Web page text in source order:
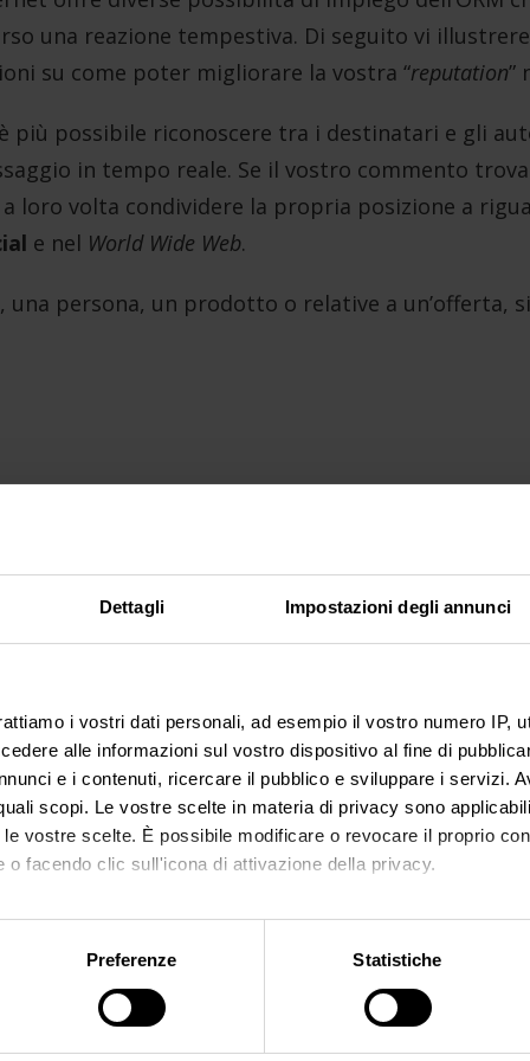
Dettagli Impostazioni degli annunci
i vostri dati personali, ad esempio il vostro numero IP,
alle informazioni sul vostro dispositivo al fine di
e i contenuti, ricercare il pubblico e sviluppare i servizi.
scopi. Le vostre scelte in materia di privacy sono
vostre scelte. È possibile modificare o revocare il proprio
o facendo clic sull'icona di attivazione della privacy.
anche:
sulla tua posizione geografica, con un'approssimazione di
Preferenze Statistiche
una reazione tempestiva. Di seguito vi
su come poter migliorare la vostra “reputation”
più possibile riconoscere tra i destinatari e gli
in tempo reale. Se il vostro commento
loro volta condividere la propria posizione a
e nel World Wide Web.
una persona, un prodotto o relative a un’offerta,
Perciò ilReputation Managementsi
di reagire velocemente a eventuali sviluppi
valore complessivo di un marchio, ilReputation
generale di unbrandha ripercussioni
su Internet rischia da un momento all’altro di
una reputazione positiva possono essere i